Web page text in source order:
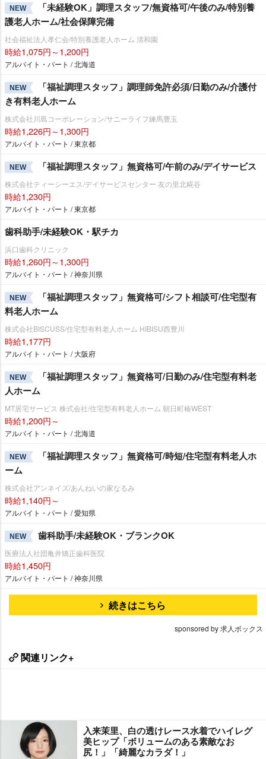
NEW
「未経験OK」調理スタッフ/無資格可/午後のみ/特別養
護老人ホーム/社会保障完備
社会福祉法人孝仁会/特別養護老人ホーム 清和園
時給1,075円～1,200円
アルバイト・パート / 北海道
NEW
「福祉調理スタッフ」調理師免許必須/日勤のみ/介護付
き有料老人ホーム
株式会社川島コーポレーション/サニーライフ練馬豊玉
時給1,226円～1,300円
アルバイト・パート / 東京都
NEW 「福祉調理スタッフ」無資格可/午前のみ/デイサービス
株式会社ティーシーエス/デイサービスセンター 友の里北糀谷
時給1,230円
アルバイト・パート / 東京都
歯科助手/未経験OK・駅チカ
浜口歯科クリニック
時給1,260円～1,300円
アルバイト・パート / 神奈川県
NEW
「福祉調理スタッフ」無資格可/シフト相談可/住宅型有
料老人ホーム
株式会社BISCUSS/住宅型有料老人ホーム HIBISU西豊川
時給1,177円
アルバイト・パート / 大阪府
NEW
「福祉調理スタッフ」無資格可/日勤のみ/住宅型有料老
人ホーム
MT居宅サービス 株式会社/住宅型有料老人ホーム 朝日町椿WEST
時給1,200円～
アルバイト・パート / 北海道
NEW
「福祉調理スタッフ」無資格可/時短/住宅型有料老人ホ
ーム
株式会社アンネイズ/あんねいの家なるみ
時給1,140円～
アルバイト・パート / 愛知県
NEW 歯科助手/未経験OK・ブランクOK
医療法人社団亀井矯正歯科医院
時給1,450円
アルバイト・パート / 神奈川県
続きはこちら
sponsored by 求人ボックス
関連リンク+
入来茉里、白の透けレース水着でハイレグ
美ヒップ「ボリュームのある素敵なお
尻！」「綺麗なカラダ！」